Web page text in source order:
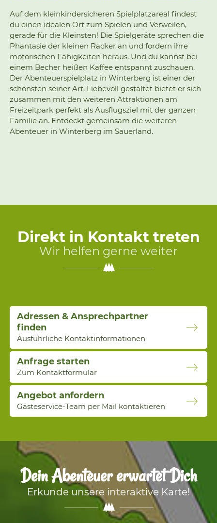
Auf dem kleinkindersicheren Spielplatzareal findest
du einen idealen Ort zum Spielen und Verweilen,
gerade für die Kleinsten! Die Spielgeräte sprechen die
Phantasie der kleinen Racker an und fordern ihre
motorischen Fähigkeiten heraus. Und du kannst bei
einem Becher heißen Kaffee entspannt zuschauen.
Der Abenteuerspielplatz in Winterberg ist einer der
schönsten seiner Art. Liebevoll gestaltet bietet er sich
zusammen mit den weiteren Attraktionen am
Freizeitpark perfekt als Ausflugsziel mit der ganzen
Familie an. Entdeckt gemeinsam die weiteren
Abenteuer in Winterberg im Sauerland.
Direkt in Kontakt treten
Wir helfen gerne weiter
Adressen & Ansprechpartner
finden
Ausführliche Kontaktinformationen
Anfrage starten
Zum Kontaktformular
Angebot anfordern
Gästeservice-Team per Mail kontaktieren
Dein Abenteuer erwartet Dich
Erkunde unsere interaktive Karte!